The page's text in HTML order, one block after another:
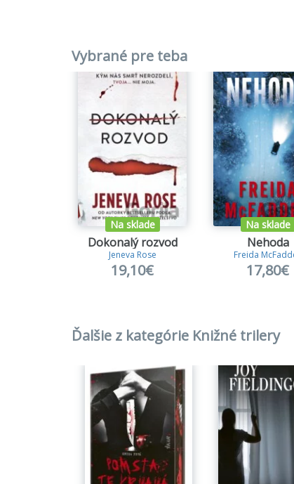
Vybrané pre teba
Na sklade
Dokonalý rozvod
Jeneva Rose
19,10€
Na sklade
Nehoda
Freida
17,80€
Ďalšie z kategórie Knižné trilery